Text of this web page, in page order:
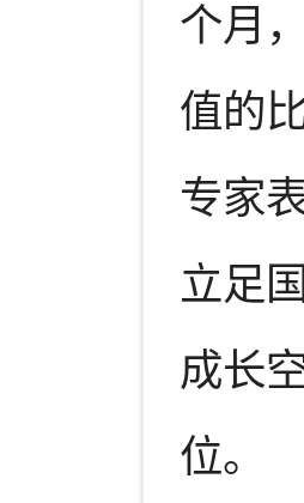
个月
值的
专家
立足
成长
位。